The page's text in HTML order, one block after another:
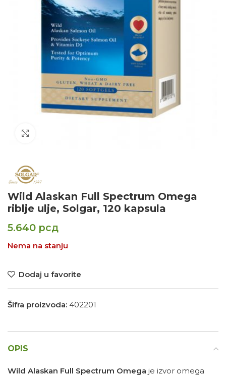
Wild Alaskan Full Spectrum Omega
riblje ulje, Solgar, 120 kapsula
5.640 рсд
Nema na stanju
Dodaj u favorite
Šifra proizvoda: 402201
OPIS
Wild Alaskan Full Spectrum Omega je izvor omega